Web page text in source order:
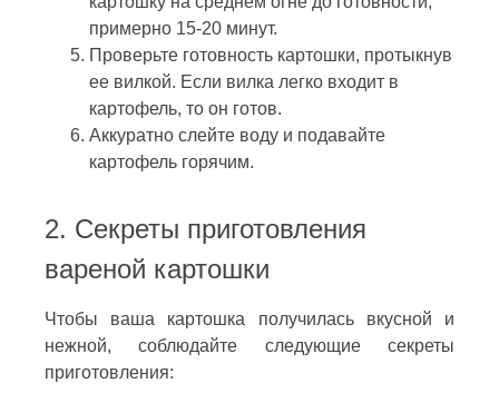
примерно 15-20 минут.
Проверьте готовность картошки, протыкнув
ее вилкой. Если вилка легко входит в
картофель, то он готов.
Аккуратно слейте воду и подавайте
картофель горячим.
2. Секреты приготовления
вареной картошки
Чтобы ваша картошка получилась вкусной и
нежной, соблюдайте следующие секреты
приготовления: